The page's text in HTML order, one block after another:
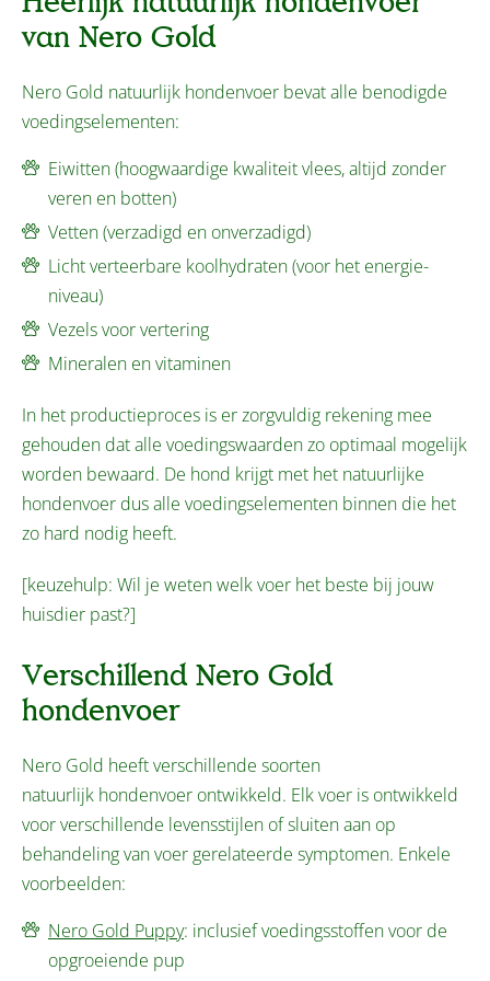
van Nero Gold
Nero Gold natuurlijk hondenvoer bevat alle benodigde
voedingselementen:
Eiwitten (hoogwaardige kwaliteit vlees, altijd zonder
veren en botten)
Vetten (verzadigd en onverzadigd)
Licht verteerbare koolhydraten (voor het energie-
niveau)
Vezels voor vertering
Mineralen en vitaminen
In het productieproces is er zorgvuldig rekening mee
gehouden dat alle voedingswaarden zo optimaal mogelijk
worden bewaard. De hond krijgt met het natuurlijke
hondenvoer dus alle voedingselementen binnen die het
zo hard nodig heeft.
[keuzehulp: Wil je weten welk voer het beste bij jouw
huisdier past?]
Verschillend Nero Gold
hondenvoer
Nero Gold heeft verschillende soorten
natuurlijk hondenvoer ontwikkeld. Elk voer is ontwikkeld
voor verschillende levensstijlen of sluiten aan op
behandeling van voer gerelateerde symptomen. Enkele
voorbeelden:
Nero Gold Puppy: inclusief voedingsstoffen voor de
opgroeiende pup